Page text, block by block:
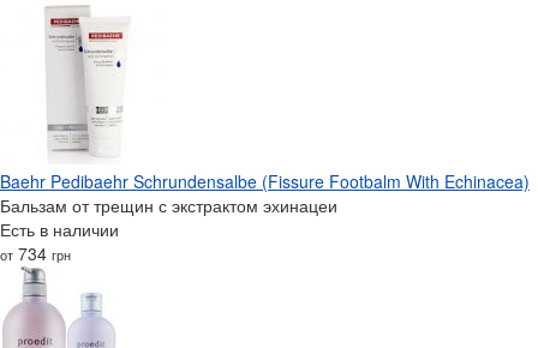
Baehr Pedibaehr Schrundensalbe (Fissure Footbalm With Echinacea)
Бальзам от трещин с экстрактом эхинацеи
Есть в наличии
от 734 грн